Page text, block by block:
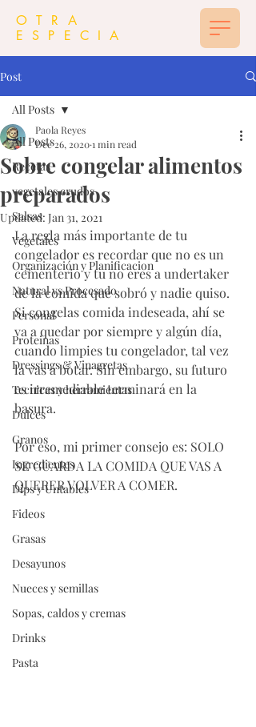
OTRA
ESPECIA
Post
All Posts
Recetas
vegetales crudos
Salsas
Vegetales
Organización y Planificacion
Natural vs Procesado
Personal
Proteinas
Dressings & Vinagretas
Tecnicas y herramientas
Dulces
Granos
Ingredientes
Dips y Untables
Fideos
Grasas
Desayunos
Nueces y semillas
Sopas, caldos y cremas
Drinks
Pasta
All Posts
Sobre congelar alimentos
preparados
Paola Reyes
Dec 26, 20201 min read
Updated: Jan 31, 2021
La regla más importante de tu
congelador es recordar que no es un
cementerio y tu no eres a undertaker
de la comida que sobró y nadie quiso.
Si congelas comida indeseada, ahí se
va a quedar por siempre y algún día,
cuando limpies tu congelador, tal vez
la vas a botar. Sin embargo, su futuro
es irremediable terminará en la
basura.
Por eso, mi primer consejo es: SOLO
SE GUARDA LA COMIDA QUE VAS A
QUERER VOLVER A COMER.